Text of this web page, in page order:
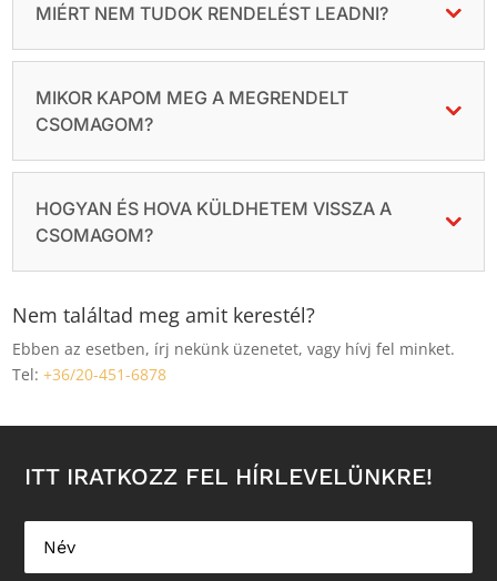
MIÉRT NEM TUDOK RENDELÉST LEADNI?
MIKOR KAPOM MEG A MEGRENDELT
CSOMAGOM?
HOGYAN ÉS HOVA KÜLDHETEM VISSZA A
CSOMAGOM?
Nem találtad meg amit kerestél?
Ebben az esetben, írj nekünk üzenetet, vagy hívj fel minket.
Tel:+36/20-451-6878
ITT IRATKOZZ FEL HÍRLEVELÜNKRE!